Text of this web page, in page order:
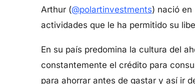
Arthur (@polartinvestments) nació en
actividades que le ha permitido su
En su país predomina la cultura del
constantemente el crédito para
para ahorrar antes de gastar y así ir